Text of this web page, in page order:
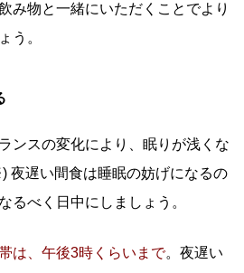
み物と一緒にいただくことでより
う。
ンスの変化により、眠りが浅くな
夜遅い間食は睡眠の妨げになるの
るべく日中にしましょう。
は、午後3時くらいまで。夜遅い